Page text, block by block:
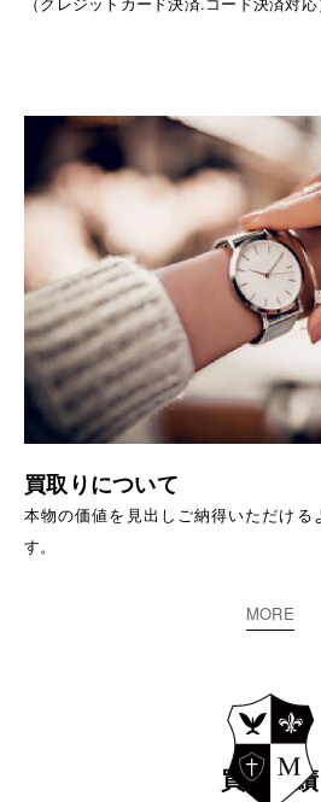
買取りについて
本物の価値を見出しご納得いただける
す。
MORE
買取実績